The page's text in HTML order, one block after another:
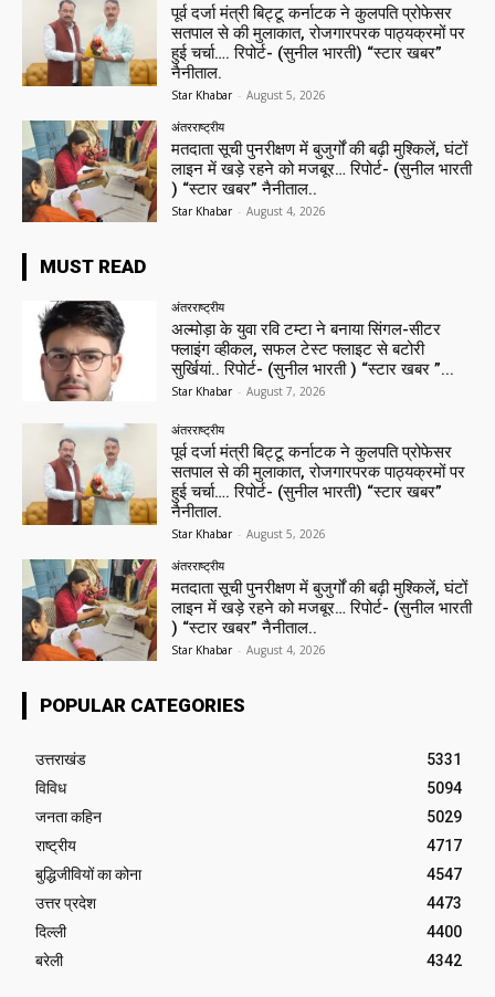
पूर्व दर्जा मंत्री बिट्टू कर्नाटक ने कुलपति प्रोफेसर
सतपाल से की मुलाकात, रोजगारपरक पाठ्यक्रमों पर
हुई चर्चा…. रिपोर्ट- (सुनील भारती) “स्टार खबर”
नैनीताल.
Star Khabar - August 5, 2026
अंतरराष्ट्रीय
मतदाता सूची पुनरीक्षण में बुजुर्गों की बढ़ी मुश्किलें, घंटों
लाइन में खड़े रहने को मजबूर… रिपोर्ट- (सुनील भारती
) “स्टार खबर” नैनीताल..
Star Khabar - August 4, 2026
MUST READ
अंतरराष्ट्रीय
अल्मोड़ा के युवा रवि टम्टा ने बनाया सिंगल-सीटर
फ्लाइंग व्हीकल, सफल टेस्ट फ्लाइट से बटोरी
सुर्खियां.. रिपोर्ट- (सुनील भारती ) “स्टार खबर ”...
Star Khabar - August 7, 2026
अंतरराष्ट्रीय
पूर्व दर्जा मंत्री बिट्टू कर्नाटक ने कुलपति प्रोफेसर
सतपाल से की मुलाकात, रोजगारपरक पाठ्यक्रमों पर
हुई चर्चा…. रिपोर्ट- (सुनील भारती) “स्टार खबर”
नैनीताल.
Star Khabar - August 5, 2026
अंतरराष्ट्रीय
मतदाता सूची पुनरीक्षण में बुजुर्गों की बढ़ी मुश्किलें, घंटों
लाइन में खड़े रहने को मजबूर… रिपोर्ट- (सुनील भारती
) “स्टार खबर” नैनीताल..
Star Khabar - August 4, 2026
POPULAR CATEGORIES
उत्तराखंड
5331
विविध
5094
जनता कहिन
5029
राष्ट्रीय
4717
बुद्धिजीवियों का कोना
4547
उत्तर प्रदेश
4473
दिल्ली
4400
बरेली
4342